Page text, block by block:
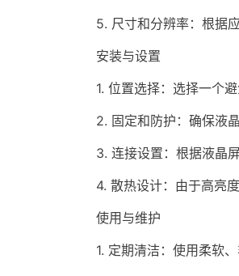
5. 尺寸和分辨率：根据应
安装与设置
1. 位置选择：选择一个避
2. 固定和防护：确保液晶
3. 连接设置：根据液晶屏
4. 散热设计：由于高亮度
使用与维护
1. 定期清洁：使用柔软、